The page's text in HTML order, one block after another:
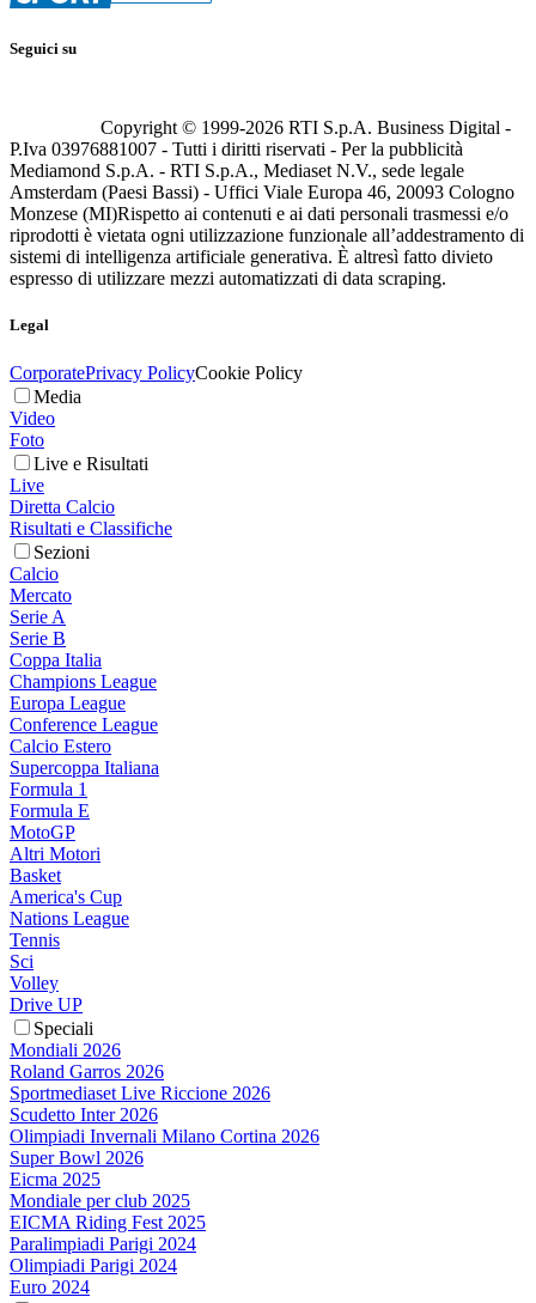
Seguici su
Copyright © 1999-2026 RTI S.p.A. Business Digital -
P.Iva 03976881007 - Tutti i diritti riservati - Per la pubblicità
Mediamond S.p.A. - RTI S.p.A., Mediaset N.V., sede legale
Amsterdam (Paesi Bassi) - Uffici Viale Europa 46, 20093 Cologno
Monzese (MI)Rispetto ai contenuti e ai dati personali trasmessi e/o
riprodotti è vietata ogni utilizzazione funzionale all’addestramento di
sistemi di intelligenza artificiale generativa. È altresì fatto divieto
espresso di utilizzare mezzi automatizzati di data scraping.
Legal
CorporatePrivacy PolicyCookie Policy
Media
Video
Foto
Live e Risultati
Live
Diretta Calcio
Risultati e Classifiche
Sezioni
Calcio
Mercato
Serie A
Serie B
Coppa Italia
Champions League
Europa League
Conference League
Calcio Estero
Supercoppa Italiana
Formula 1
Formula E
MotoGP
Altri Motori
Basket
America's Cup
Nations League
Tennis
Sci
Volley
Drive UP
Speciali
Mondiali 2026
Roland Garros 2026
Sportmediaset Live Riccione 2026
Scudetto Inter 2026
Olimpiadi Invernali Milano Cortina 2026
Super Bowl 2026
Eicma 2025
Mondiale per club 2025
EICMA Riding Fest 2025
Paralimpiadi Parigi 2024
Olimpiadi Parigi 2024
Euro 2024